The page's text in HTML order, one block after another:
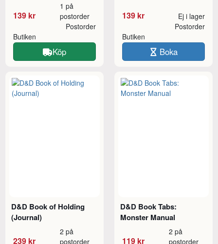
139 kr
1 på
postorder
Butiken
Postorder
Köp
139 kr Ej i lager
Butiken
Postorder
Boka
D&D Book of Holding
(Journal)
239 kr
2 på
postorder
D&D Book Tabs:
Monster Manual
119 kr
2 på
postorder